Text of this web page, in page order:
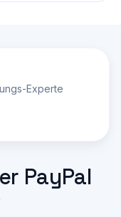
Experte
PayPal